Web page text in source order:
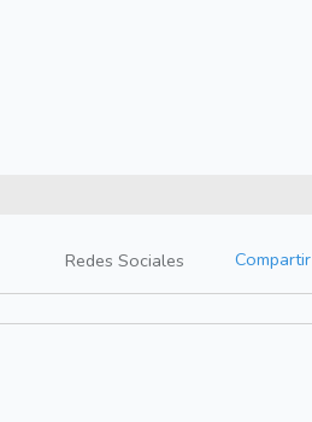
Redes Sociales Compartir